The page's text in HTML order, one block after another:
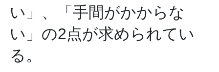
い」、「手間がかからな
い」の2点が求められてい
る。